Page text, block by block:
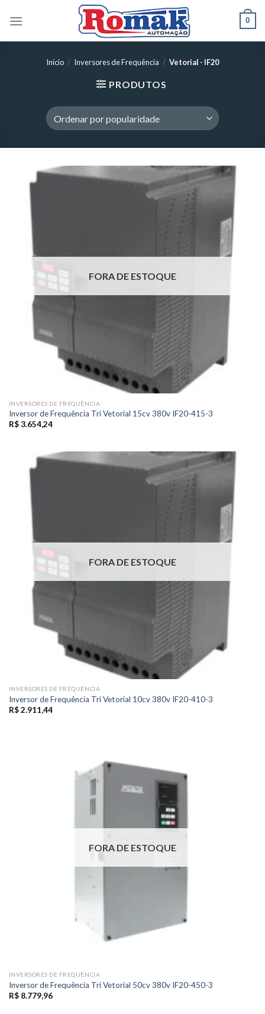
0
Início / Inversores de Frequência / Vetorial - IF20
PRODUTOS
FORA DE ESTOQUE
INVERSORES DE FREQUÊNCIA
Inversor de Frequência Tri Vetorial 15cv 380v IF20-415-3
R$3.654,24
FORA DE ESTOQUE
INVERSORES DE FREQUÊNCIA
Inversor de Frequência Tri Vetorial 10cv 380v IF20-410-3
R$2.911,44
FORA DE ESTOQUE
INVERSORES DE FREQUÊNCIA
Inversor de Frequência Tri Vetorial 50cv 380v IF20-450-3
R$8.779,96